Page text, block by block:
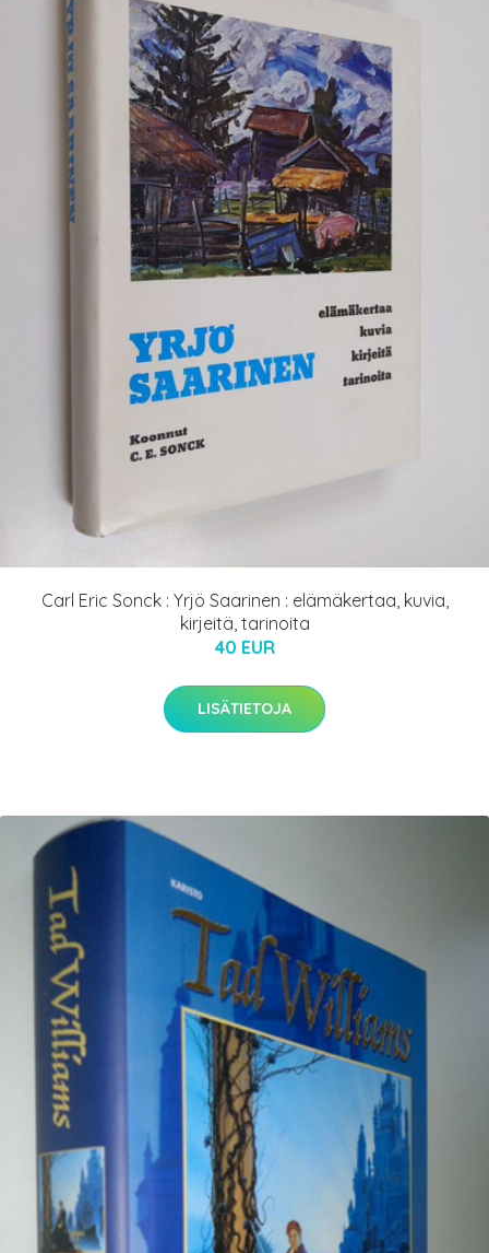
Carl Eric Sonck : Yrjö Saarinen : elämäkertaa, kuvia,
kirjeitä, tarinoita
40 EUR
LISÄTIETOJA